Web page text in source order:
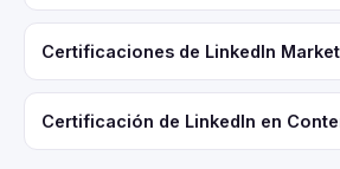
Certificaciones de LinkedIn
Certificación de LinkedIn en